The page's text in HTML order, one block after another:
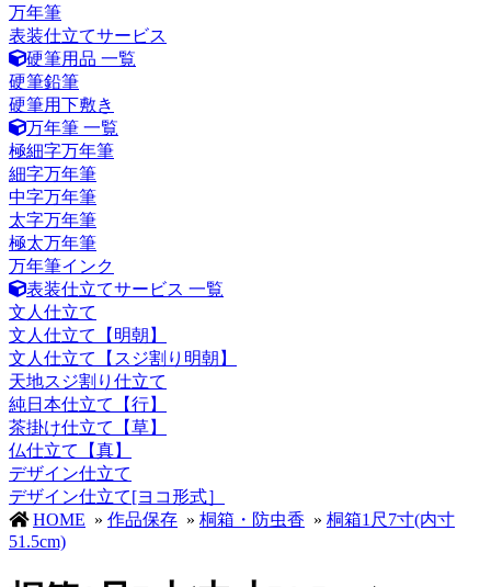
万年筆
表装仕立てサービス
硬筆用品 一覧
硬筆鉛筆
硬筆用下敷き
万年筆 一覧
極細字万年筆
細字万年筆
中字万年筆
太字万年筆
極太万年筆
万年筆インク
表装仕立てサービス 一覧
文人仕立て
文人仕立て【明朝】
文人仕立て【スジ割り明朝】
天地スジ割り仕立て
純日本仕立て【行】
茶掛け仕立て【草】
仏仕立て【真】
デザイン仕立て
デザイン仕立て[ヨコ形式］
HOME » 作品保存 » 桐箱・防虫香 » 桐箱1尺7寸(内寸
51.5cm)